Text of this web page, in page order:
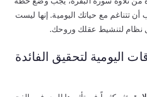
تتناغم مع حياتك اليومية. إنها ليست
نظام لتنشيط عقلك وروحك.
اليومية لتحقيق الفائدة